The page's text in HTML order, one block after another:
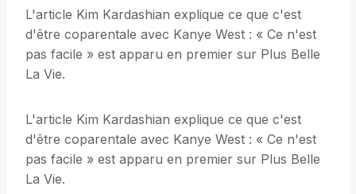
L'article Kim Kardashian explique ce que c'est
d'être coparentale avec Kanye West : « Ce n'est
pas facile » est apparu en premier sur Plus Belle
La Vie.
L'article Kim Kardashian explique ce que c'est
d'être coparentale avec Kanye West : « Ce n'est
pas facile » est apparu en premier sur Plus Belle
La Vie.